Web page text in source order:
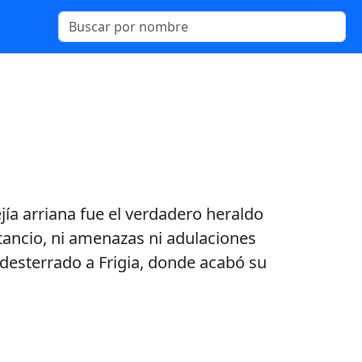
arriana fue el verdadero heraldo
ni amenazas ni adulaciones
a Frigia, donde acabó su